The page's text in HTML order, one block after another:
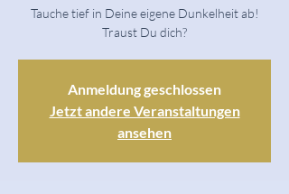
Tauche tief in Deine eigene Dunkelheit ab!
Traust Du dich?
Anmeldung geschlossen
Jetzt andere Veranstaltungen
ansehen